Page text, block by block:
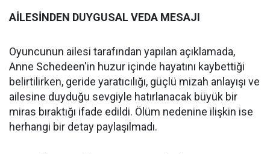
AİLESİNDEN DUYGUSAL VEDA MESAJI
Oyuncunun ailesi tarafından yapılan açıklamada,
Anne Schedeen'in huzur içinde hayatını kaybettiği
belirtilirken, geride yaratıcılığı, güçlü mizah anlayışı ve
ailesine duyduğu sevgiyle hatırlanacak büyük bir
miras bıraktığı ifade edildi. Ölüm nedenine ilişkin ise
herhangi bir detay paylaşılmadı.